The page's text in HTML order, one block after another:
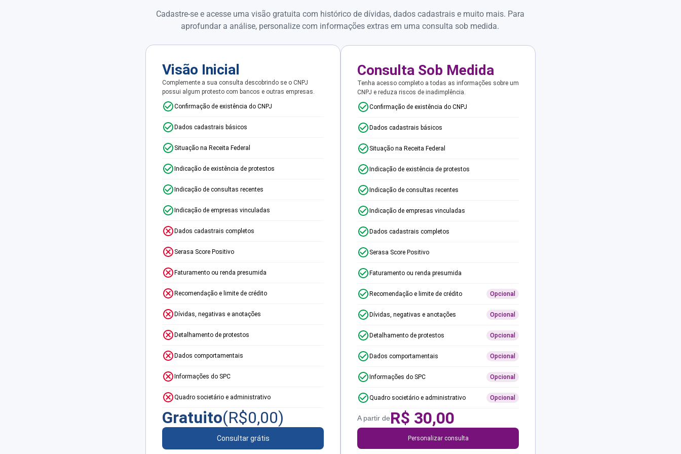
Cadastre-se e acesse uma visão gratuita com histórico de dívidas, dados cadastrais e muito mais. Para
aprofundar a análise, personalize com informações extras em uma consulta sob medida.
Visão Inicial
Complemente a sua consulta descobrindo se o CNPJ
possui algum protesto com bancos e outras empresas.
Confirmação de existência do CNPJ
Dados cadastrais básicos
Situação na Receita Federal
Indicação de existência de protestos
Indicação de consultas recentes
Indicação de empresas vinculadas
Dados cadastrais completos
Serasa Score Positivo
Faturamento ou renda presumida
Recomendação e limite de crédito
Dívidas, negativas e anotações
Detalhamento de protestos
Dados comportamentais
Informações do SPC
Quadro societário e administrativo
Gratuito(R$0,00)
Consultar grátis
Consulta Sob Medida
Tenha acesso completo a todas as informações sobre um
CNPJ e reduza riscos de inadimplência.
Confirmação de existência do CNPJ
Dados cadastrais básicos
Situação na Receita Federal
Indicação de existência de protestos
Indicação de consultas recentes
Indicação de empresas vinculadas
Dados cadastrais completos
Serasa Score Positivo
Faturamento ou renda presumida
Recomendação e limite de crédito Opcional
Dívidas, negativas e anotações Opcional
Detalhamento de protestos Opcional
Dados comportamentais Opcional
Informações do SPC Opcional
Quadro societário e administrativo Opcional
A partir deR$ 30,00
Personalizar consulta